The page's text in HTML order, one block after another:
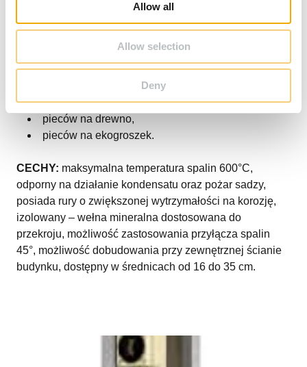
Allow all
Allow selection
Deny
RONDO PLUS
do wszystkich rodzajów paliw (gaz, olej, drewno,
węgiel, pellet, ekogroszek)
kotłów 5 klasy,
pieców na drewno,
pieców na ekogroszek.
CECHY: maksymalna temperatura spalin 600°C,
odporny na działanie kondensatu oraz pożar sadzy,
posiada rury o zwiększonej wytrzymałości na korozję,
izolowany – wełna mineralna dostosowana do
przekroju, możliwość zastosowania przyłącza spalin
45°, możliwość dobudowania przy zewnętrznej ścianie
budynku, dostępny w średnicach od 16 do 35 cm.